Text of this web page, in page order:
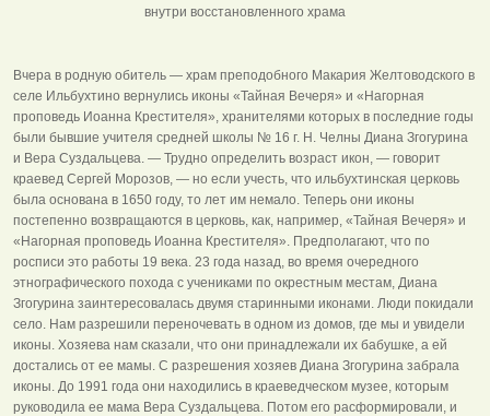
внутри восстановленного храма
Вчера в родную обитель — храм преподобного Макария Желтоводского в
селе Ильбухтино вернулись иконы «Тайная Вечеря» и «Нагорная
проповедь Иоанна Крестителя», хранителями которых в последние годы
были бывшие учителя средней школы № 16 г. Н. Челны Диана Згогурина
и Вера Суздальцева. — Трудно определить возраст икон, — говорит
краевед Сергей Морозов, — но если учесть, что ильбухтинская церковь
была основана в 1650 году, то лет им немало. Теперь они иконы
постепенно возвращаются в церковь, как, например, «Тайная Вечеря» и
«Нагорная проповедь Иоанна Крестителя». Предполагают, что по
росписи это работы 19 века. 23 года назад, во время очередного
этнографического похода с учениками по окрестным местам, Диана
Згогурина заинтересовалась двумя старинными иконами. Люди покидали
село. Нам разрешили переночевать в одном из домов, где мы и увидели
иконы. Хозяева нам сказали, что они принадлежали их бабушке, а ей
достались от ее мамы. С разрешения хозяев Диана Згогурина забрала
иконы. До 1991 года они находились в краеведческом музее, которым
руководила ее мама Вера Суздальцева. Потом его расформировали, и